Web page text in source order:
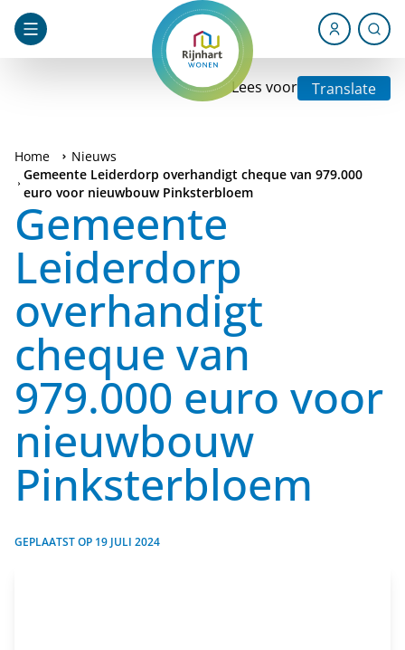
Lees voor Translate
Home
Nieuws
Gemeente Leiderdorp overhandigt cheque van 979.000
euro voor nieuwbouw Pinksterbloem
Gemeente
Leiderdorp
overhandigt
cheque van
979.000 euro voor
nieuwbouw
Pinksterbloem
GEPLAATST OP 19 JULI 2024